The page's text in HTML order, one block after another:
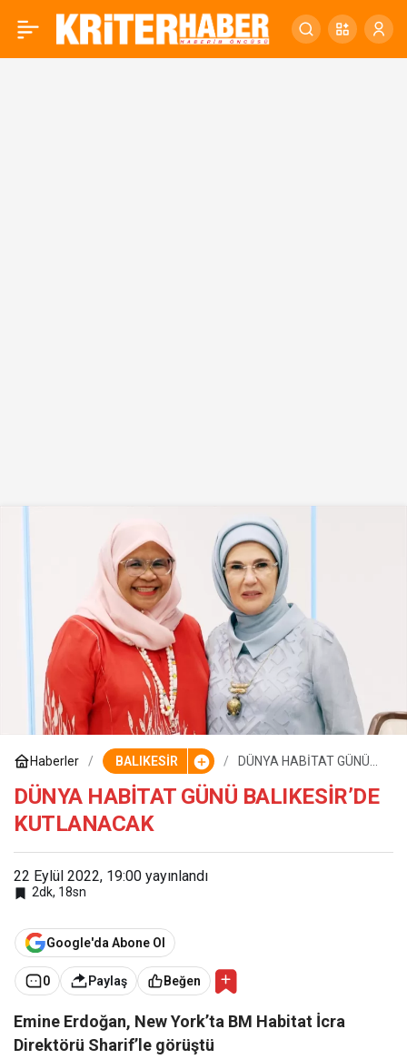
Haberler BALIKESİR
DÜNYA HABİTAT GÜNÜ
KUTLANACAK
DÜNYA HABİTAT GÜNÜ BALIKESİR’DE
KUTLANACAK
22 Eylül 2022, 19:00 yayınlandı
2dk, 18sn
Google'da Abone Ol
0 Paylaş Beğen
Emine Erdoğan, New York’ta BM Habitat İcra
Direktörü Sharif’le görüştü
DÜNYA HABİTAT GÜNÜ 0